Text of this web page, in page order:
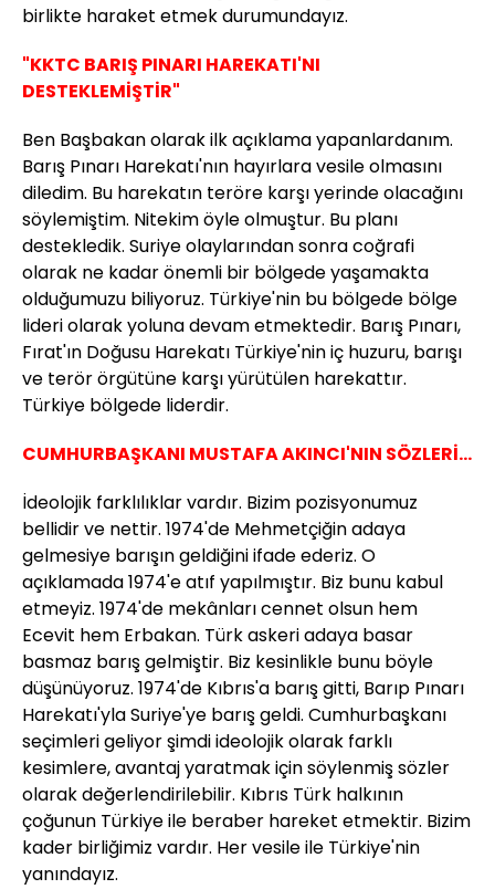
birlikte haraket etmek durumundayız.
"KKTC BARIŞ PINARI HAREKATI'NI
DESTEKLEMİŞTİR"
Ben Başbakan olarak ilk açıklama yapanlardanım.
Barış Pınarı Harekatı'nın hayırlara vesile olmasını
diledim. Bu harekatın teröre karşı yerinde olacağını
söylemiştim. Nitekim öyle olmuştur. Bu planı
destekledik. Suriye olaylarından sonra coğrafi
olarak ne kadar önemli bir bölgede yaşamakta
olduğumuzu biliyoruz. Türkiye'nin bu bölgede bölge
lideri olarak yoluna devam etmektedir. Barış Pınarı,
Fırat'ın Doğusu Harekatı Türkiye'nin iç huzuru, barışı
ve terör örgütüne karşı yürütülen harekattır.
Türkiye bölgede liderdir.
CUMHURBAŞKANI MUSTAFA AKINCI'NIN SÖZLERİ...
İdeolojik farklılıklar vardır. Bizim pozisyonumuz
bellidir ve nettir. 1974'de Mehmetçiğin adaya
gelmesiye barışın geldiğini ifade ederiz. O
açıklamada 1974'e atıf yapılmıştır. Biz bunu kabul
etmeyiz. 1974'de mekânları cennet olsun hem
Ecevit hem Erbakan. Türk askeri adaya basar
basmaz barış gelmiştir. Biz kesinlikle bunu böyle
düşünüyoruz. 1974'de Kıbrıs'a barış gitti, Barıp Pınarı
Harekatı'yla Suriye'ye barış geldi. Cumhurbaşkanı
seçimleri geliyor şimdi ideolojik olarak farklı
kesimlere, avantaj yaratmak için söylenmiş sözler
olarak değerlendirilebilir. Kıbrıs Türk halkının
çoğunun Türkiye ile beraber hareket etmektir. Bizim
kader birliğimiz vardır. Her vesile ile Türkiye'nin
yanındayız.